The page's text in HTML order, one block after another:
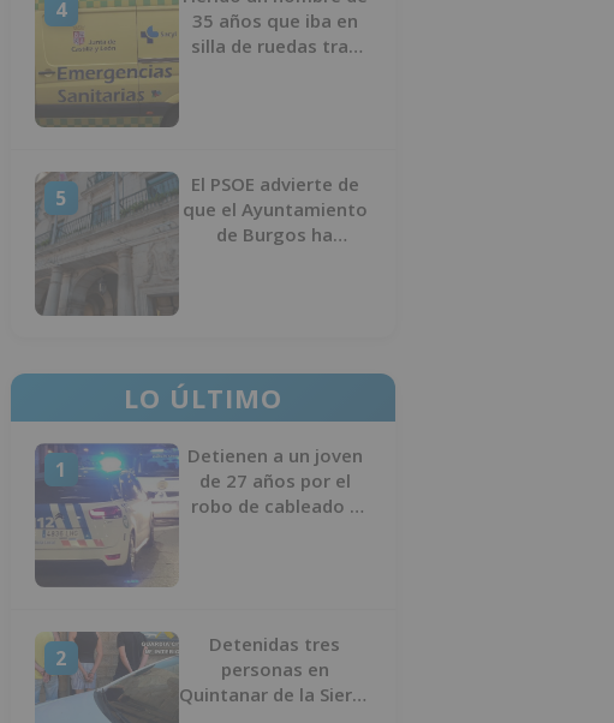
4
35 años que iba en
silla de ruedas tras
5
El PSOE advierte de
que el Ayuntamiento
de Burgos ha
LO ÚLTIMO
1
Detienen a un joven
de 27 años por el
robo de cableado y
2
Detenidas tres
personas en
Quintanar de la Sierra